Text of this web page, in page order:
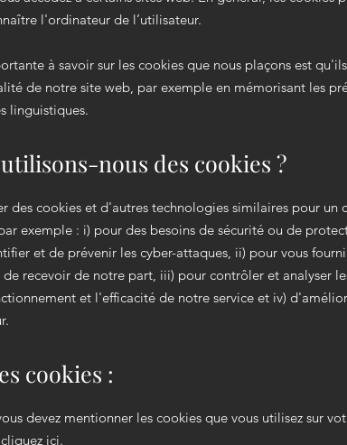
l'ordinateur de l’utilisateur.
à savoir sur les cookies que nous plaçons est
de notre site web, par exemple en mémorisant les
linguistiques.
nous des cookies ?
des cookies et d'autres technologies similaires pour un
exemple : i) pour des besoins de sécurité ou de
et de prévenir les cyber-attaques, ii) pour vous
de recevoir de notre part, iii) pour contrôler et analyser
et l'efficacité de notre service et iv)
cookies :
devez mentionner les cookies que vous utilisez sur
cliquez ici.